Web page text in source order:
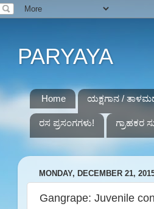
PARYAYA
Home ಯಕ್ಷಗಾನ /
ರಸ ಪ್ರಸಂಗಗಳು! ಗ್ರಾಹಕರ
MONDAY, DECEMBER 21,
Gangrape: Juvenile